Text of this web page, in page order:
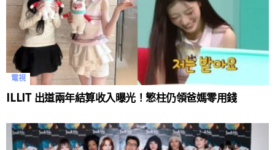
電視
ILLIT 出道兩年結算收入曝光！慜柱仍領爸媽零用錢